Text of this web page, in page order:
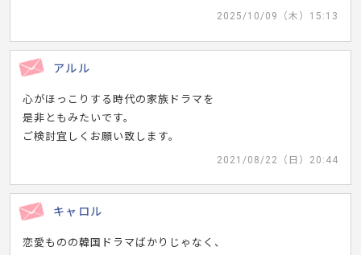
2025/10/09（木）15:13
アルル
心がほっこりする時代の家族ドラマを
是非ともみたいです。
ご検討宜しくお願い致します。
2021/08/22（日）20:44
キャロル
恋愛ものの韓国ドラマばかりじゃなく、